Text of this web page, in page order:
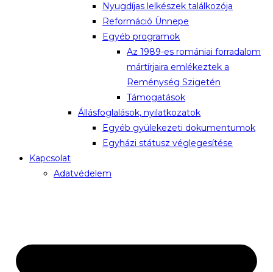
Nyugdíjas lelkészek találkozója
Reformáció Ünnepe
Egyéb programok
Az 1989-es romániai forradalom
mártírjaira emlékeztek a
Reménység Szigetén
Támogatások
Állásfoglalások, nyilatkozatok
Egyéb gyülekezeti dokumentumok
Egyházi státusz véglegesítése
Kapcsolat
Adatvédelem